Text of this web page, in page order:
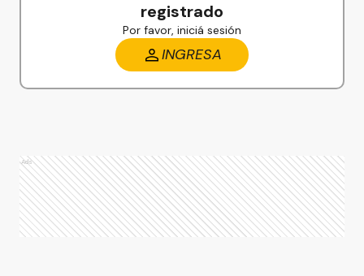
registrado
Por favor, iniciá sesión
INGRESA
Ads